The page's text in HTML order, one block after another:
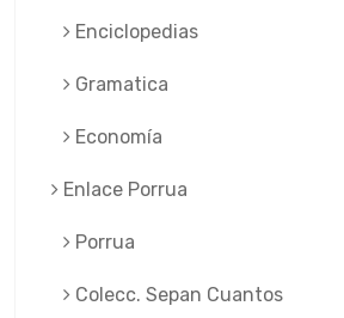
Enciclopedias
Gramatica
Economía
Enlace Porrua
Porrua
Colecc. Sepan Cuantos